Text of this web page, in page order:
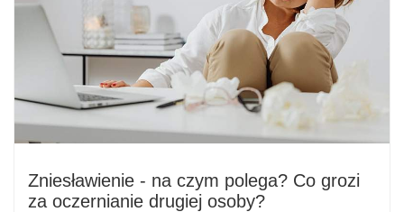
Zniesławienie - na czym polega? Co grozi
za oczernianie drugiej osoby?